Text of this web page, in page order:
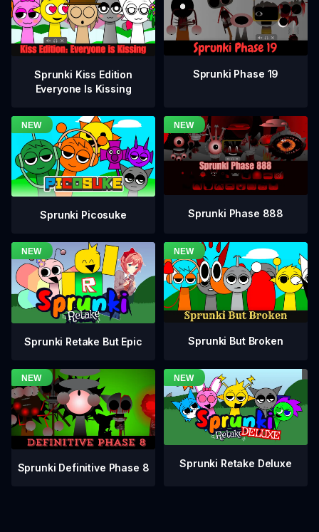
Sprunki Kiss Edition
Everyone Is Kissing
Sprunki Phase 19
Sprunki Picosuke Sprunki Phase 888
Sprunki Retake But Epic Sprunki But Broken
Sprunki Definitive Phase 8 Sprunki Retake Deluxe